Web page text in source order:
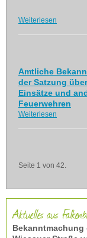
Weiterlesen
Amtliche
der Satzung
Einsätze und
Feuerwehren
Weiterlesen
Seite 1 von 42.
Aktuelles aus
Bekanntmachung